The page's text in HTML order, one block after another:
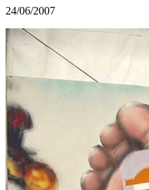
24/06/2007